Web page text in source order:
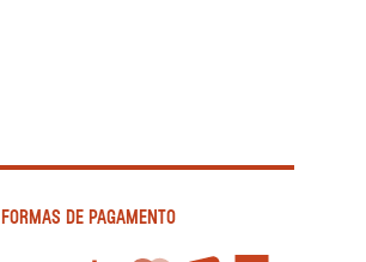
FORMAS DE PAGAMENTO